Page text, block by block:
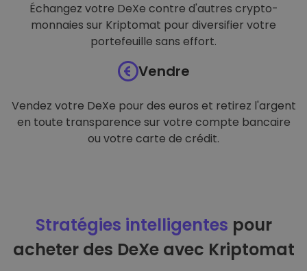
Échangez votre DeXe contre d'autres crypto-
monnaies sur Kriptomat pour diversifier votre
portefeuille sans effort.
Vendre
Vendez votre DeXe pour des euros et retirez l'argent
en toute transparence sur votre compte bancaire
ou votre carte de crédit.
Stratégies intelligentes pour
acheter des DeXe avec Kriptomat